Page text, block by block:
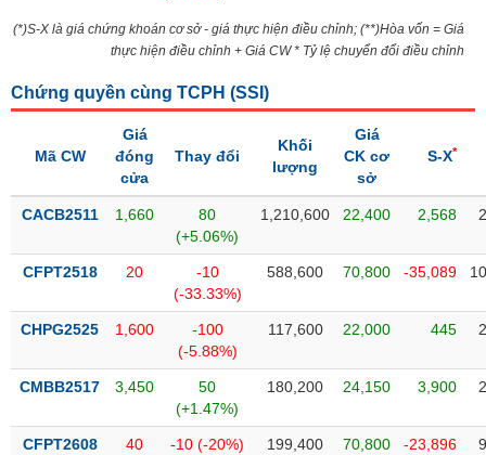
đặc
Không
ký
quỹ
Danh
mục
phiếu
chi
(*)S-X là giá chứng khoán cơ sở - giá thực hiện điều chỉnh; (**)Hòa vốn = Giá
thực hiện điều chỉnh + Giá CW * Tỷ lệ chuyển đổi điều chỉnh
Chứng quyền cùng TCPH (SSI )
Mã CW
Giá
đóng
cửa
Thay đổi
Khối
lượng
Giá
CK cơ
sở
S-X*
CACB2511 1,660
80
(+5.06%)
1,210,600 22,400 2,568
CFPT2518 20
-10
(-33.33%)
588,600 70,800 -35,089
CHPG2525 1,600
-100
(-5.88%)
117,600 22,000 445
CMBB2517 3,450
50
(+1.47%)
180,200 24,150 3,900
CFPT2608 40 -10 (-20%) 199,400 70,800 -23,896
CỤ
ĐẦU
XUẤT
LIỆU
TIN
(-)